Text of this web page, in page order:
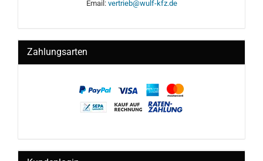
Email: vertrieb@wulf-kfz.de
Zahlungsarten